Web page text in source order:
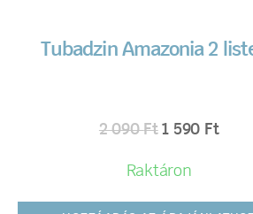
Tubadzin Amazonia 2
2 090Ft 1 590 Ft
Raktáron